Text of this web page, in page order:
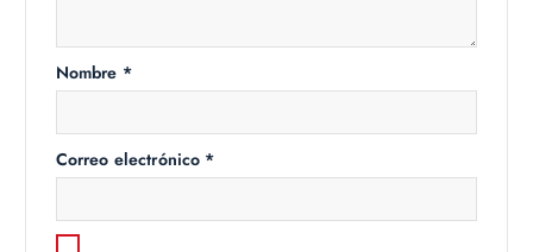
Nombre *
Correo electrónico *